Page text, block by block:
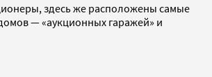
здесь же расположены самые
— «аукционных гаражей» и